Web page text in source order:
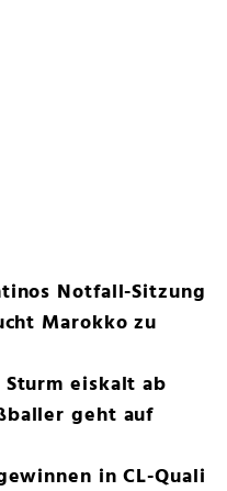
Notfall-Sitzung
Marokko zu
eiskalt ab
geht auf
in CL-Quali